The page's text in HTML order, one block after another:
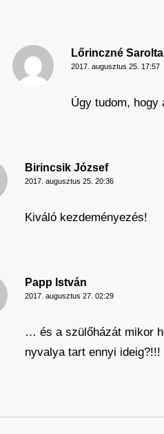
Lőrinczné Sarolta
2017. augusztus 25. 17:57
Úgy tudom,
Birincsik József
2017. augusztus 25. 20:36
Kiváló kezdeményezés!
Papp István
2017. augusztus 27. 02:29
… és a szülőházát mikor
nyvalya tart ennyi ideig?!!!